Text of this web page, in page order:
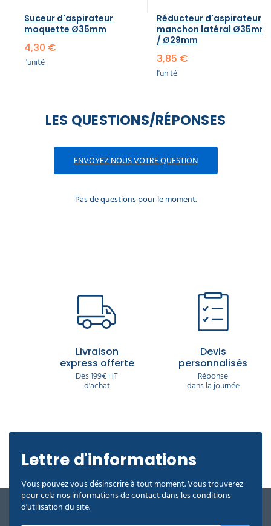
Suceur d'aspirateur
moquette Ø35mm
4,30 €
l'unité
Réducteur d'aspirateur
manchon latéral Ø35mm
/ Ø29mm
3,85 €
l'unité
LES QUESTIONS/RÉPONSES
ENVOYEZ NOUS VOTRE QUESTION
Pas de questions pour le moment.
Livraison
express offerte
Dès 199€ HT
d'achat
Devis
personnalisés
Réponse
dans la journée
Lettre d'informations
Vous pouvez vous désinscrire à tout moment. Vous trouverez
pour cela nos informations de contact dans les conditions
d'utilisation du site.